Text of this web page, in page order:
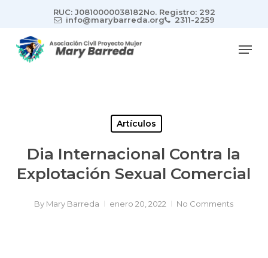
main
content
RUC: J0810000038182No. Registro: 292
info@marybarreda.org
2311-2259
Artículos
Dia Internacional Contra la
Explotación Sexual Comercial
By Mary Barreda enero 20, 2022 No Comments